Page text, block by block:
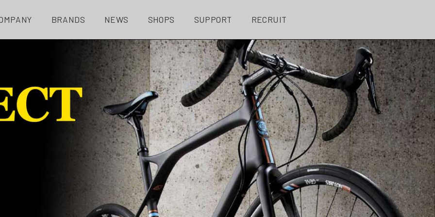
BRANDS NEWS SHOPS SUPPORT RECRUIT